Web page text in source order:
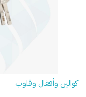
كوالين وأقفال وقلوب